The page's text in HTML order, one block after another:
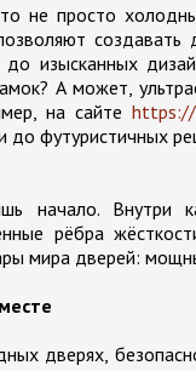
не просто
создавать
до изысканных
А может,
на сайте https://
до футуристичных
Внутри
рёбра
мира дверей:
дверях,